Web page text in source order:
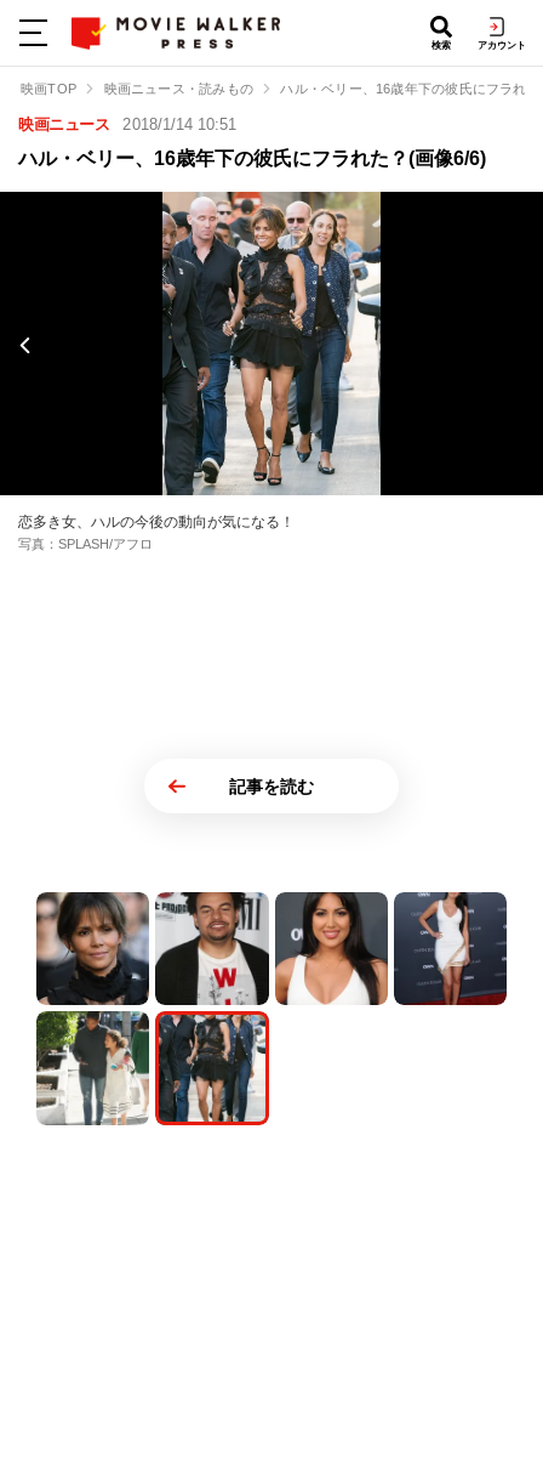
検索 アカウント
映画TOP 映画ニュース・読みもの ハル・ベリー、16歳年下の彼氏にフラれた
映画ニュース 2018/1/14 10:51
ハル・ベリー、16歳年下の彼氏にフラれた？(画像6/6)
恋多き女、ハルの今後の動向が気になる！
写真：SPLASH/アフロ
記事を読む